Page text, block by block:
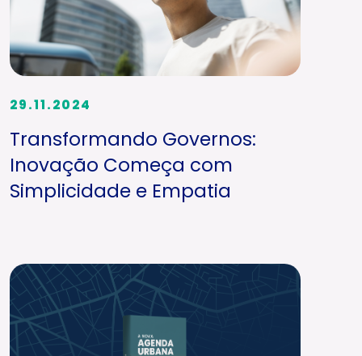
29.11.2024
Transformando Governos:
Inovação Começa com
Simplicidade e Empatia